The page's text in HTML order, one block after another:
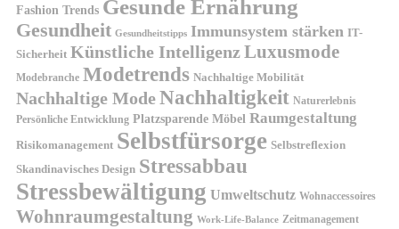
Fashion Trends Gesunde Ernährung
Gesundheit Gesundheitstipps Immunsystem stärken IT-
Sicherheit Künstliche IntelligenzLuxusmode
Modebranche Modetrends Nachhaltige Mobilität
Nachhaltige ModeNachhaltigkeit Naturerlebnis
Persönliche Entwicklung Platzsparende Möbel Raumgestaltung
Risikomanagement Selbstfürsorge Selbstreflexion
Skandinavisches Design Stressabbau
Stressbewältigung Umweltschutz Wohnaccessoires
Wohnraumgestaltung Work-Life-Balance Zeitmanagement